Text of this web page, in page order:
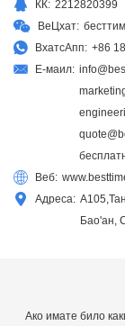
КК: 2212820399
ВеЦхат:
ВхатсАпп: +86
Е-маил:
Веб:
Адреса:
Бао'ан,
Ако имате било